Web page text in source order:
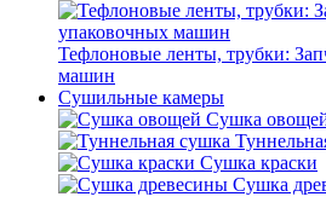
Тефлоновые ленты, трубки:
машин
Сушильные камеры
Сушка
Сушка краски
Сушка